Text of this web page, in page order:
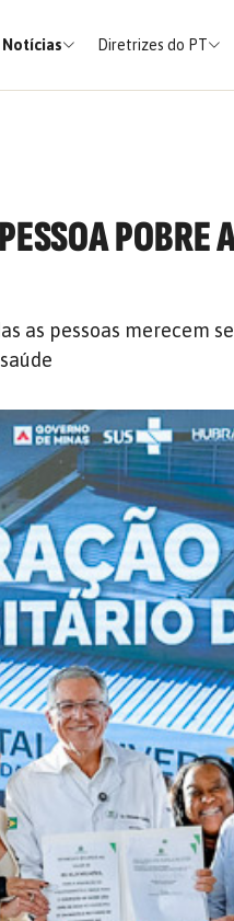
Notícias Diretrizes do PT
POBRE
as pessoas merecem